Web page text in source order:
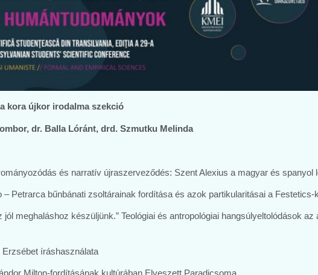
kora újkor irodalma szekció
dr. Balla Lóránt, drd. Szmutku Melinda
és narratív újraszerveződés: Szent Alexius a magyar és spanyol
Petrarca bűnbánati zsoltárainak fordítása és azok partikularitásai a Festetics-
meghaláshoz készüljünk.” Teológiai és antropológiai hangsúlyeltolódások
íráshasználata